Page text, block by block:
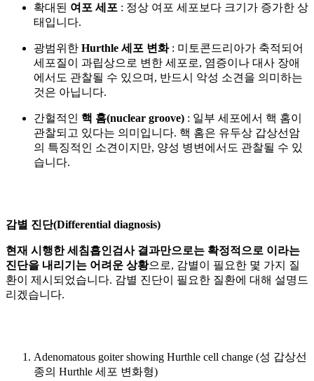
확대된 여포 세포 : 정상 여포 세포보다 크기가 증가한 상
태입니다.
광범위한 Hurthle 세포 변화: 미토콘드리아가 축적되어
세포질이 과립상으로 변한 세포로, 염증이나 대사 장애
에서도 관찰될 수 있으며, 반드시 악성 소견을 의미하는
것은 아닙니다.
간헐적인 핵 홈(nuclear groove) : 일부 세포에서 핵 홈이
관찰되고 있다는 의미입니다. 핵 홈은 유두상 갑상선암
의 특징적인 소견이지만, 양성 병변에서도 관찰될 수 있
습니다.
감별 진단(Differential diagnosis)
현재 시행한 세침흡인검사 결과만으로는 확정적으로 이라는
진단을 내리기는 어려운 상황으로, 감별이 필요한 몇 가지 질
환이 제시되었습니다. 감별 진단이 필요한 질환에 대해 설명드
리겠습니다.
Adenomatous goiter showing Hurthle cell change (성 갑상선
종의 Hurthle 세포 변화형)